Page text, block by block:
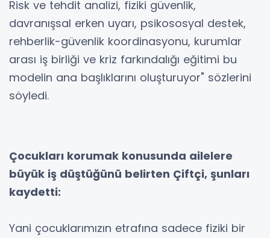
Risk ve tehdit analizi, fiziki güvenlik,
davranışsal erken uyarı, psikososyal destek,
rehberlik-güvenlik koordinasyonu, kurumlar
arası iş birliği ve kriz farkındalığı eğitimi bu
modelin ana başlıklarını oluşturuyor" sözlerini
söyledi.
Çocukları korumak konusunda ailelere
büyük iş düştüğünü belirten Çiftçi, şunları
kaydetti:
Yani çocuklarımızın etrafına sadece fiziki bir